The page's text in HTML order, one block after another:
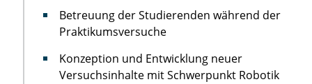
Betreuung der Studierenden während der
Praktikumsversuche
Konzeption und Entwicklung neuer
Versuchsinhalte mit Schwerpunkt Robotik